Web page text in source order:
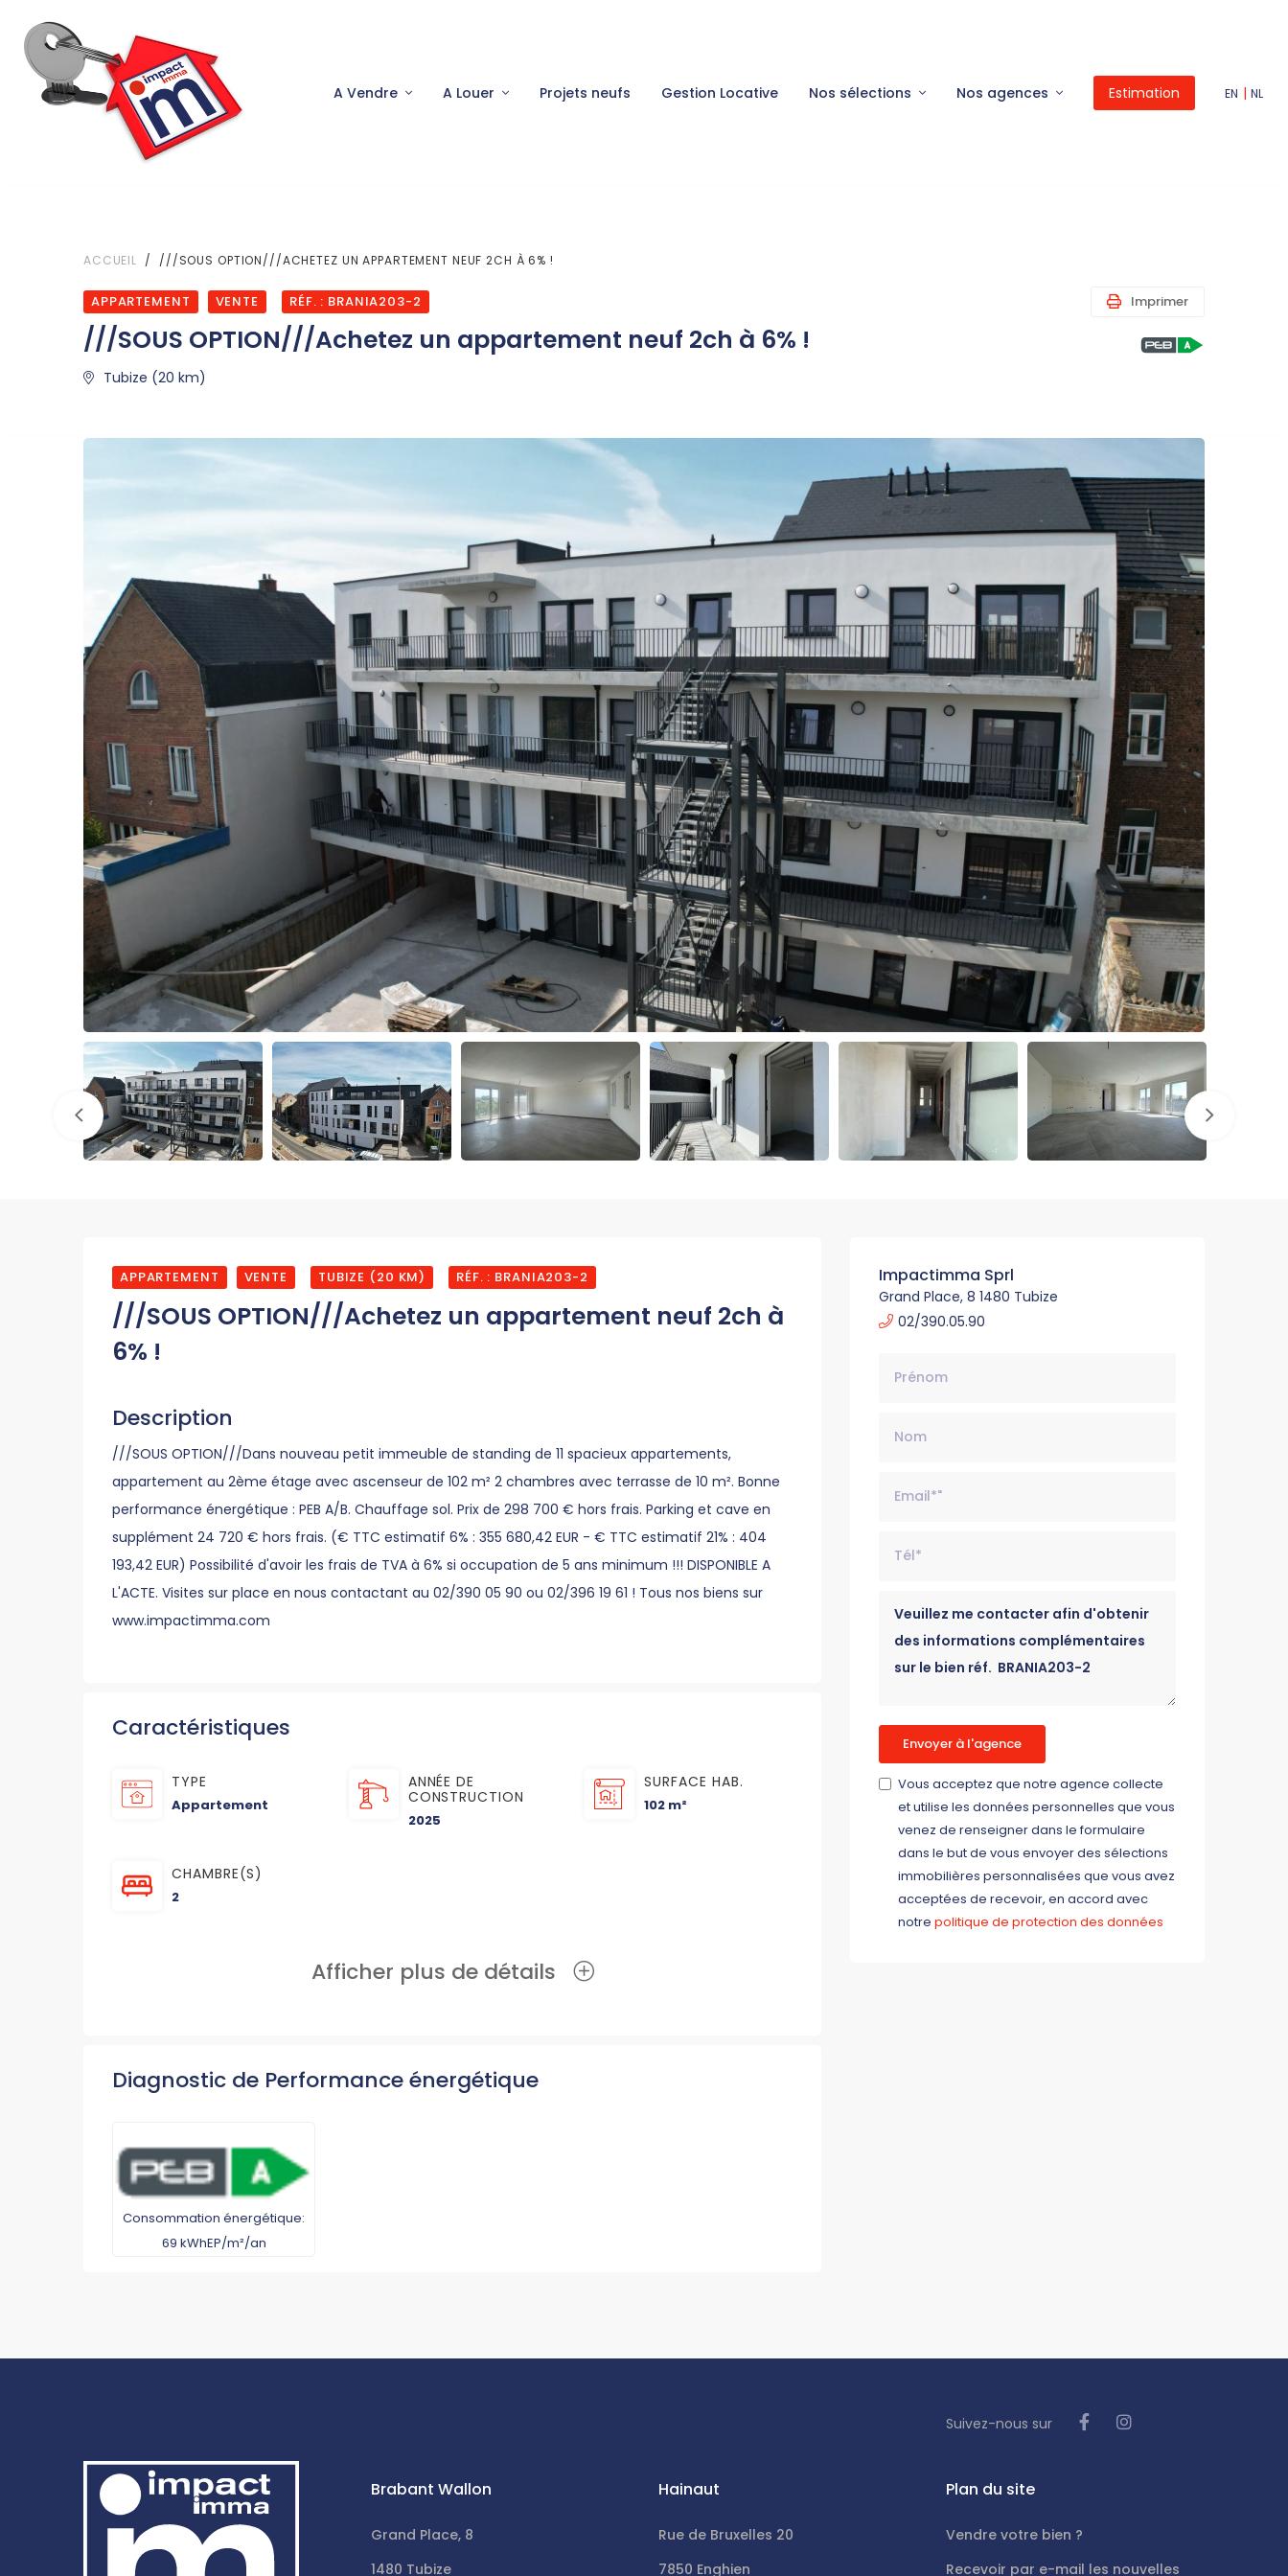
A Vendre A Louer Projets neufs Gestion Locative Nos sélections Nos agences Estimation EN | NL
ACCUEIL ///SOUS OPTION///ACHETEZ UN APPARTEMENT NEUF 2CH À 6% !
APPARTEMENT VENTE RÉF. : BRANIA203-2 Imprimer
///SOUS OPTION///Achetez un appartement neuf 2ch à 6% !
Tubize (20 km)
APPARTEMENT VENTE TUBIZE (20 KM) RÉF. : BRANIA203-2
///SOUS OPTION///Achetez un appartement neuf 2ch à
6% !
Description
///SOUS OPTION///Dans nouveau petit immeuble de standing de 11 spacieux appartements,
appartement au 2ème étage avec ascenseur de 102 m² 2 chambres avec terrasse de 10 m². Bonne
performance énergétique : PEB A/B. Chauffage sol. Prix de 298 700 € hors frais. Parking et cave en
supplément 24 720 € hors frais. (€ TTC estimatif 6% : 355 680,42 EUR - € TTC estimatif 21% : 404
193,42 EUR) Possibilité d'avoir les frais de TVA à 6% si occupation de 5 ans minimum !!! DISPONIBLE A
L'ACTE. Visites sur place en nous contactant au 02/390 05 90 ou 02/396 19 61 ! Tous nos biens sur
www.impactimma.com
Caractéristiques
TYPE
Appartement
ANNÉE DE
CONSTRUCTION
2025
SURFACE HAB.
102 m²
CHAMBRE(S)
2
Afficher plus de détails
Diagnostic de Performance énergétique
Consommation énergétique:
69 kWhEP/m²/an
Impactimma Sprl
Grand Place, 8 1480 Tubize
02/390.05.90
Envoyer à l'agence
Vous acceptez que notre agence collecte
et utilise les données personnelles que vous
venez de renseigner dans le formulaire
dans le but de vous envoyer des sélections
immobilières personnalisées que vous avez
acceptées de recevoir, en accord avec
notre politique de protection des données
Suivez-nous sur
Brabant Wallon
Grand Place, 8
1480 Tubize
Hainaut
Rue de Bruxelles 20
7850 Enghien
Plan du site
Vendre votre bien ?
Recevoir par e-mail les nouvelles